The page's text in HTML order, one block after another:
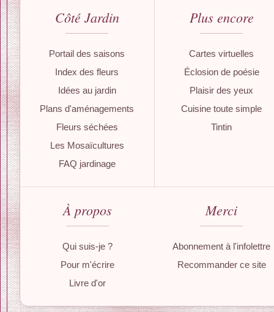
Côté Jardin
Portail des saisons
Index des fleurs
Idées au jardin
Plans d'aménagements
Fleurs séchées
Les Mosaïcultures
FAQ jardinage
Plus encore
Cartes virtuelles
Éclosion de poésie
Plaisir des yeux
Cuisine toute simple
Tintin
À propos
Qui suis-je ?
Pour m'écrire
Livre d'or
Merci
Abonnement à l'infolettre
Recommander ce site